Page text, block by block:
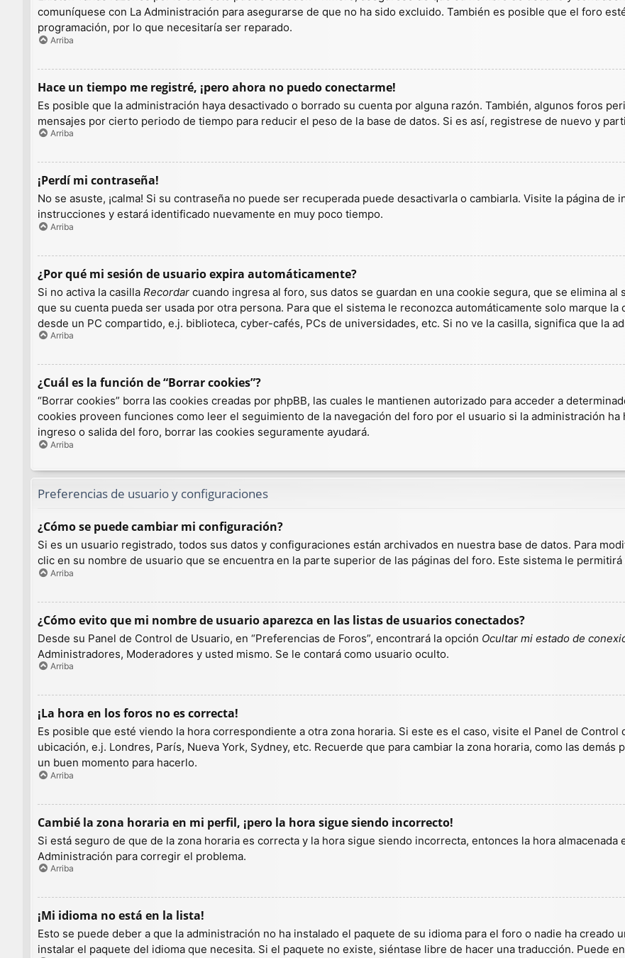
comuníquese con La Administración para asegurarse de que no ha sido excluido. También es posible que el foro
programación, por lo que necesitaría ser reparado.
Arriba
Hace un tiempo me registré, ¡pero ahora no puedo conectarme!
Es posible que la administración haya desactivado o borrado su cuenta por alguna razón. También, algunos foros
mensajes por cierto periodo de tiempo para reducir el peso de la base de datos. Si es así, registrese de nuevo y
Arriba
¡Perdí mi contraseña!
No se asuste, ¡calma! Si su contraseña no puede ser recuperada puede desactivarla o cambiarla. Visite la página de
instrucciones y estará identificado nuevamente en muy poco tiempo.
Arriba
¿Por qué mi sesión de usuario expira automáticamente?
Si no activa la casilla Recordar cuando ingresa al foro, sus datos se guardan en una cookie segura, que se elimina
que su cuenta pueda ser usada por otra persona. Para que el sistema le reconozca automáticamente solo marque
desde un PC compartido, e.j. biblioteca, cyber-cafés, PCs de universidades, etc. Si no ve la casilla, significa que la
Arriba
¿Cuál es la función de “Borrar cookies”?
“Borrar cookies” borra las cookies creadas por phpBB, las cuales le mantienen autorizado para acceder a
cookies proveen funciones como leer el seguimiento de la navegación del foro por el usuario si la administración
ingreso o salida del foro, borrar las cookies seguramente ayudará.
Arriba
Preferencias de usuario y configuraciones
¿Cómo se puede cambiar mi configuración?
Si es un usuario registrado, todos sus datos y configuraciones están archivados en nuestra base de datos. Para
clic en su nombre de usuario que se encuentra en la parte superior de las páginas del foro. Este sistema le
Arriba
¿Cómo evito que mi nombre de usuario aparezca en las listas de usuarios conectados?
Desde su Panel de Control de Usuario, en “Preferencias de Foros”, encontrará la opción Ocultar mi estado de
Administradores, Moderadores y usted mismo. Se le contará como usuario oculto.
Arriba
¡La hora en los foros no es correcta!
Es posible que esté viendo la hora correspondiente a otra zona horaria. Si este es el caso, visite el Panel de
ubicación, e.j. Londres, París, Nueva York, Sydney, etc. Recuerde que para cambiar la zona horaria, como las
un buen momento para hacerlo.
Arriba
Cambié la zona horaria en mi perfil, ¡pero la hora sigue siendo incorrecto!
Si está seguro de que de la zona horaria es correcta y la hora sigue siendo incorrecta, entonces la hora
Administración para corregir el problema.
Arriba
¡Mi idioma no está en la lista!
Esto se puede deber a que la administración no ha instalado el paquete de su idioma para el foro o nadie ha
instalar el paquete del idioma que necesita. Si el paquete no existe, siéntase libre de hacer una traducción. Puede